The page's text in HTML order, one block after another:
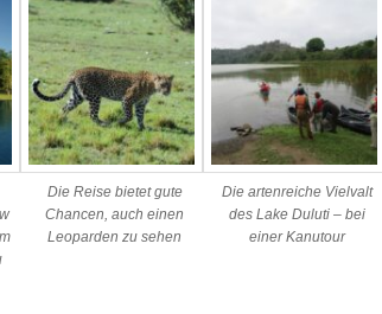
Die Reise bietet gute
Chancen, auch einen
Leoparden zu sehen
Die artenreiche Vielvalt
des Lake Duluti – bei
einer Kanutour